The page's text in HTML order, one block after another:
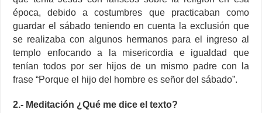
época, debido a costumbres que practicaban como
guardar el sábado teniendo en cuenta la exclusión que
se realizaba con algunos hermanos para el ingreso al
templo enfocando a la misericordia e igualdad que
tenían todos por ser hijos de un mismo padre con la
frase “Porque el hijo del hombre es señor del sábado”.
2.- Meditación ¿Qué me dice el texto?